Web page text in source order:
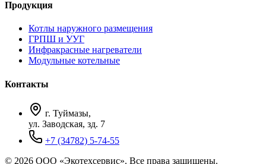
Продукция
Котлы наружного размещения
ГРПШ и УУГ
Инфракрасные нагреватели
Модульные котельные
Контакты
г. Туймазы,
ул. Заводская, зд. 7
+7 (34782) 5-74-55
© 2026 ООО «Экотехсервис». Все права защищены.